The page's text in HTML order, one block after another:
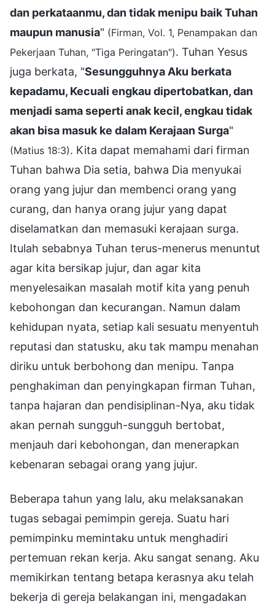
dan perkataanmu, dan tidak menipu baik Tuhan
maupun manusia" (Firman, Vol. 1, Penampakan dan
Pekerjaan Tuhan, "Tiga Peringatan"). Tuhan Yesus
juga berkata, "Sesungguhnya Aku berkata
kepadamu, Kecuali engkau dipertobatkan, dan
menjadi sama seperti anak kecil, engkau tidak
akan bisa masuk ke dalam Kerajaan Surga"
(Matius 18:3). Kita dapat memahami dari firman
Tuhan bahwa Dia setia, bahwa Dia menyukai
orang yang jujur dan membenci orang yang
curang, dan hanya orang jujur yang dapat
diselamatkan dan memasuki kerajaan surga.
Itulah sebabnya Tuhan terus-menerus menuntut
agar kita bersikap jujur, dan agar kita
menyelesaikan masalah motif kita yang penuh
kebohongan dan kecurangan. Namun dalam
kehidupan nyata, setiap kali sesuatu menyentuh
reputasi dan statusku, aku tak mampu menahan
diriku untuk berbohong dan menipu. Tanpa
penghakiman dan penyingkapan firman Tuhan,
tanpa hajaran dan pendisiplinan-Nya, aku tidak
akan pernah sungguh-sungguh bertobat,
menjauh dari kebohongan, dan menerapkan
kebenaran sebagai orang yang jujur.
Beberapa tahun yang lalu, aku melaksanakan
tugas sebagai pemimpin gereja. Suatu hari
pemimpinku memintaku untuk menghadiri
pertemuan rekan kerja. Aku sangat senang. Aku
memikirkan tentang betapa kerasnya aku telah
bekerja di gereja belakangan ini, mengadakan